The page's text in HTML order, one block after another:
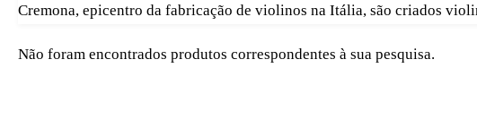
Cremona, epicentro da fabricação de violinos na Itália, são criados
Não foram encontrados produtos correspondentes à sua pesquisa.